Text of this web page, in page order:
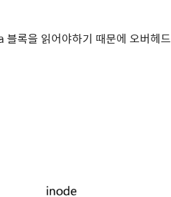
록을 읽어야하기 때문에 오버헤드